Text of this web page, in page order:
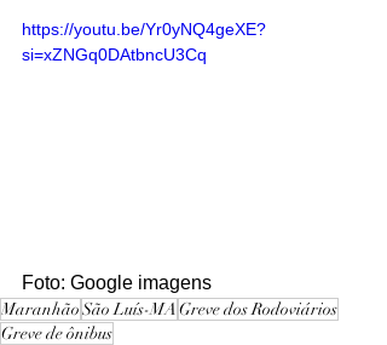
https://youtu.be/Yr0yNQ4geXE?
si=xZNGq0DAtbncU3Cq
Foto: Google imagens
MaranhãoSão Luís-MAGreve dos Rodoviários
Greve de ônibus